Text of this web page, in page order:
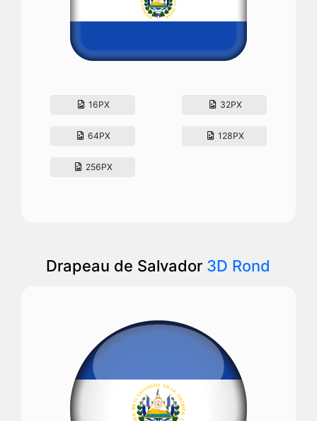
16PX 32PX
64PX 128PX
256PX
Drapeau de Salvador 3D Rond